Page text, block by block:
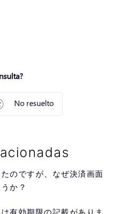
No resuelto
のですが、なぜ決済画面
か？
有効期限の記載がありま